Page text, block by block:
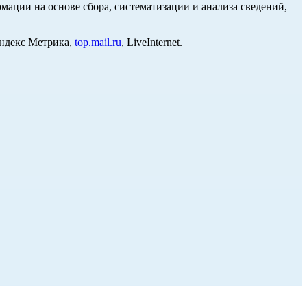
на основе сбора, систематизации и анализа сведений,
Метрика, top.mail.ru, LiveInternet.